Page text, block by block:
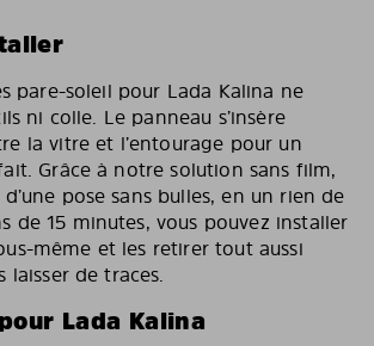
pare-soleil pour Lada Kalina ne
ni colle. Le panneau s’insère
la vitre et l’entourage pour un
Grâce à notre solution sans film,
pose sans bulles, en un rien de
de 15 minutes, vous pouvez installer
même et les retirer tout aussi
laisser de traces.
Lada Kalina